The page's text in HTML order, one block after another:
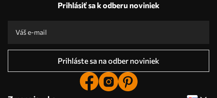
Prihlásiť sa k odberu noviniek
Prihláste sa na odber noviniek